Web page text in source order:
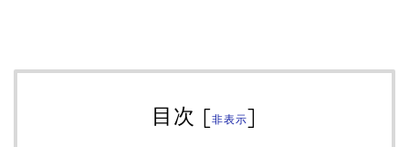
目次 [非表示]